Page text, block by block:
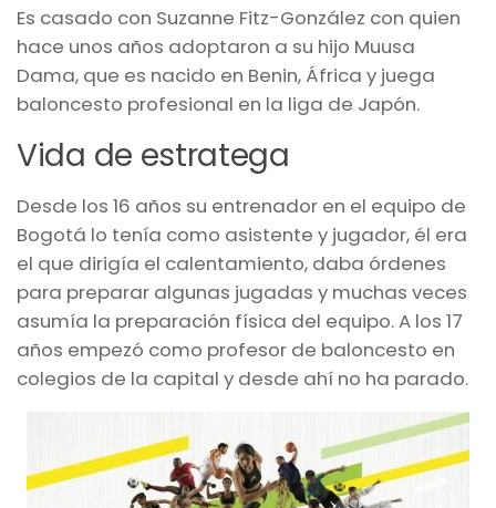
Es casado con Suzanne Fitz-González con quien
hace unos años adoptaron a su hijo Muusa
Dama, que es nacido en Benin, África y juega
baloncesto profesional en la liga de Japón.
Vida de estratega
Desde los 16 años su entrenador en el equipo de
Bogotá lo tenía como asistente y jugador, él era
el que dirigía el calentamiento, daba órdenes
para preparar algunas jugadas y muchas veces
asumía la preparación física del equipo. A los 17
años empezó como profesor de baloncesto en
colegios de la capital y desde ahí no ha parado.